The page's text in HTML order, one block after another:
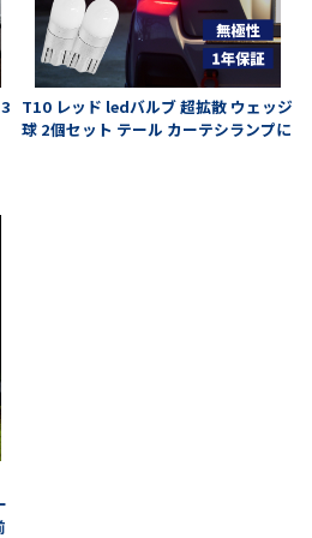
T10 レッド ledバルブ 超拡散 ウェッジ
球 2個セット テール カーテシランプに